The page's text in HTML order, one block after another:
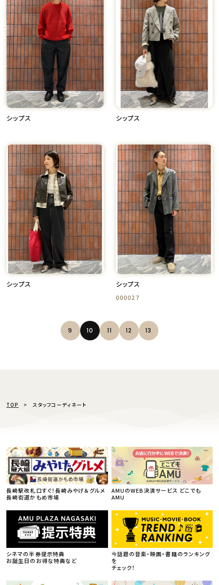
シップス シップス
シップス シップス
000027
9 10 11 12 13
TOP スタッフコーディネート
長崎駅改札口すぐ！長崎みやげ＆グルメ
長崎街道かもめ市場
AMUのWEB決済サービス どこでも
AMU
シネマの半券提示特典
お誕生日のお得な特典など
今話題の音楽・映画・書籍のランキング
を
チェック！